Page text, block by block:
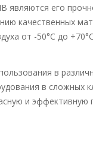
его
качественных
от -50°С до
в
в сложных
и